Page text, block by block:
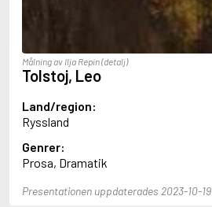
Adamov, Arthur
Adams, Douglas
Adams, Herbert
Adams, Richard
Adbåge, Emma
Adbåge, Lisen
Adelborg, Ottilia
Adiga, Aravind
Målning av Ilja Repin (detalj)
Tolstoj, Leo
Land/region:
Ryssland
Genrer:
Prosa, Dramatik
Presentationen uppdaterades 2023-10-19